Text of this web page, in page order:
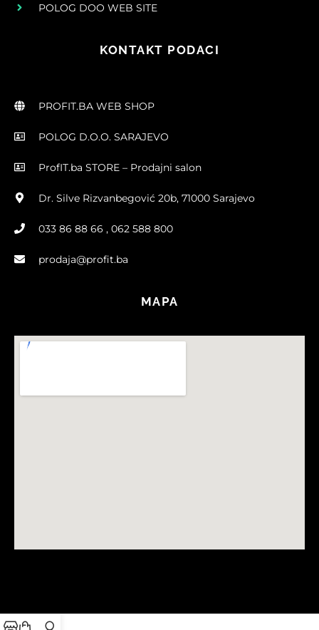
POLOG DOO WEB SITE
KONTAKT PODACI
PROFIT.BA WEB SHOP
POLOG D.O.O. SARAJEVO
ProfIT.ba STORE – Prodajni salon
Dr. Silve Rizvanbegović 20b, 71000 Sarajevo
033 86 88 66 , 062 588 800
prodaja@profit.ba
MAPA